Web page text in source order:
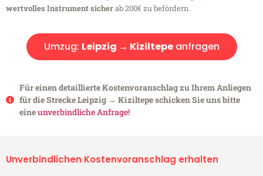
wertvolles Instrument sicherab 200€ zu befördern.
Umzug: Leipzig → Kiziltepeanfragen
Für einen detaillierte Kostenvoranschlag zu Ihrem Anliegen
für die Strecke Leipzig → Kiziltepe schicken Sie uns bitte
eineunverbindliche Anfrage!
Unverbindlichen Kostenvoranschlag erhalten